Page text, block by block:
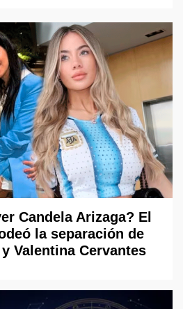
Candela Arizaga? El
la separación de
Valentina Cervantes